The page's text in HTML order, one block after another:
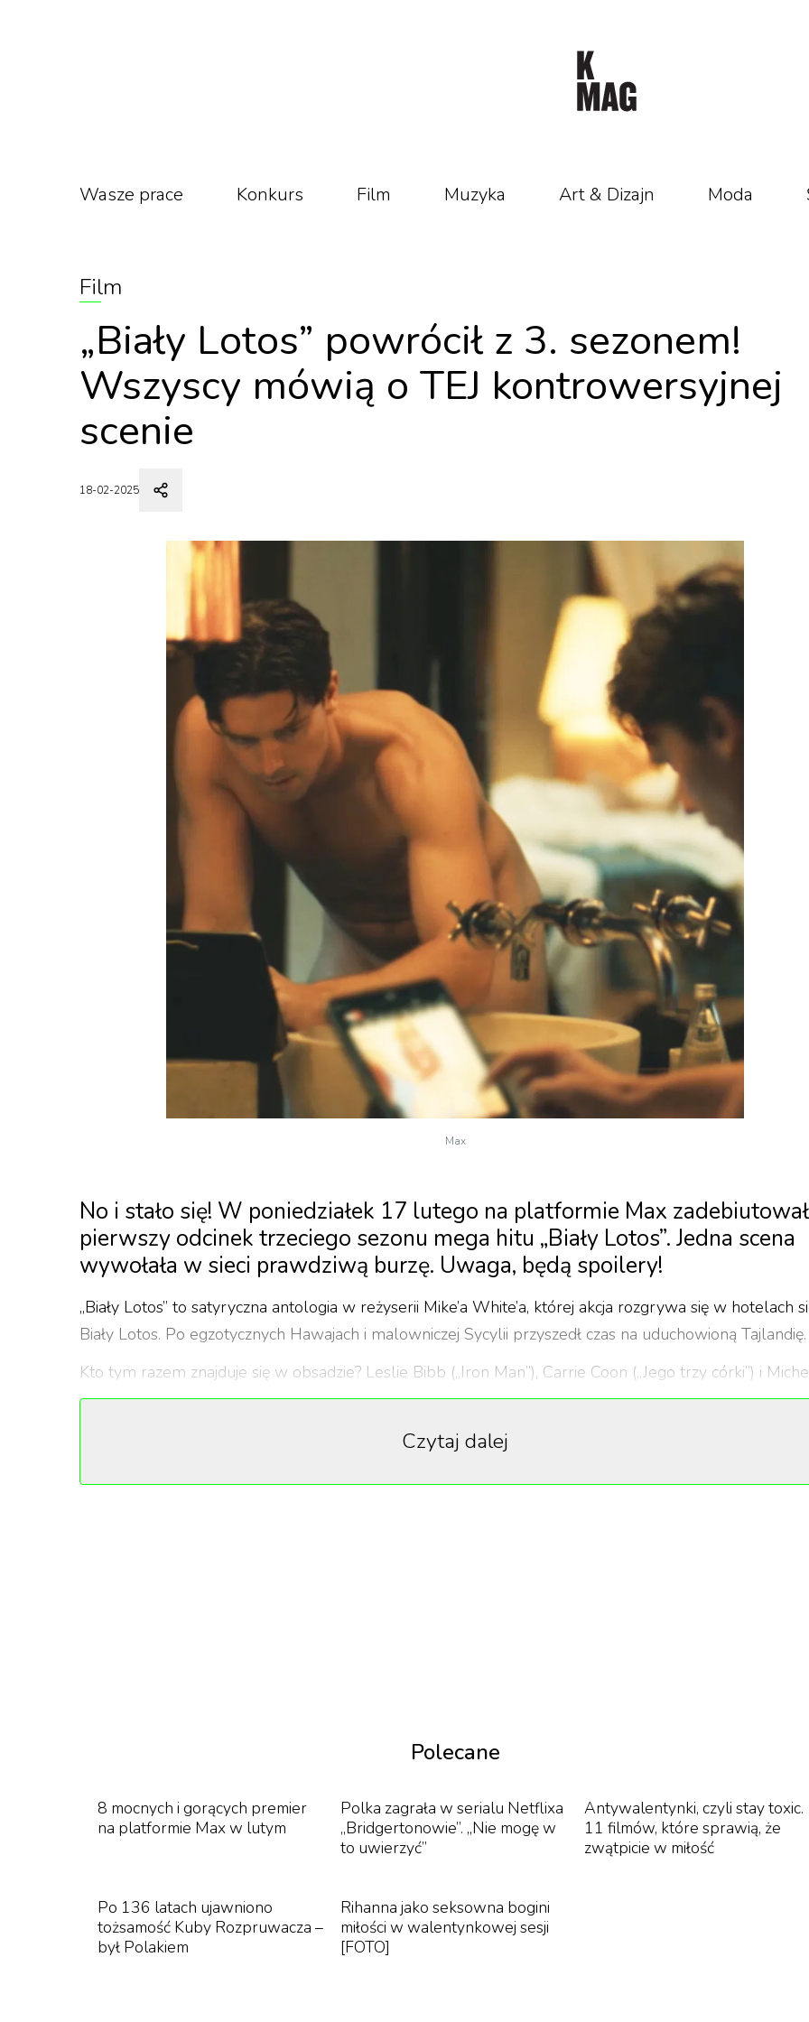
Wasze prace Konkurs Film Muzyka Art & Dizajn Moda
Film
„Biały Lotos” powrócił z 3. sezonem!
Wszyscy mówią o TEJ kontrowersyjnej
scenie
18-02-2025
Max
No i stało się! W poniedziałek 17 lutego na platformie Max zadebiutował
pierwszy odcinek trzeciego sezonu mega hitu „Biały Lotos”. Jedna scena
wywołała w sieci prawdziwą burzę. Uwaga, będą spoilery!
„Biały Lotos” to satyryczna antologia w reżyserii Mike’a White’a, której akcja rozgrywa się w hotelach
Biały Lotos. Po egzotycznych Hawajach i malowniczej Sycylii przyszedł czas na uduchowioną Tajlandię.
Kto tym razem znajduje się w obsadzie? Leslie Bibb („Iron Man”), Carrie Coon („Jego trzy córki”) i
Monaghan („Detektyw”) grają trzy przyjaciółki, które wybrały się we wspólną podróż po dłuższej
parę, którą dzieli spora różnica wieku. Jason Issaacs („Harry Potter”) i Parkey Posey („Schody”) są
małżeństwem Rafliffów, natomiast role ich dzieci odgrywają Sarah Catherine Hook („Okrutne
Pierwszy odcinek trzeciego sezonu przyniósł duże emocje. Między innymi za sprawą zupełnie nowej
czołówki, również autorstwa Cristobala Tapii de Veera, która podzieliła widzów. Zdaniem wielu osób
Czytaj dalej
Polecane
8 mocnych i gorących premier
na platformie Max w lutym
Polka zagrała w serialu Netflixa
„Bridgertonowie”. „Nie mogę w
to uwierzyć”
Antywalentynki, czyli stay toxic.
11 filmów, które sprawią, że
zwątpicie w miłość
Po 136 latach ujawniono
tożsamość Kuby Rozpruwacza –
był Polakiem
Rihanna jako seksowna bogini
miłości w walentynkowej sesji
[FOTO]